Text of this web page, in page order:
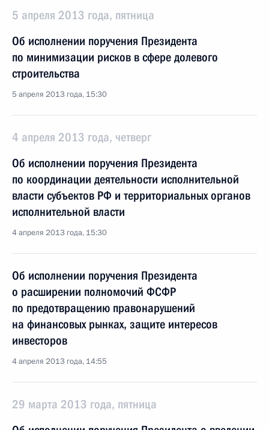
5 апреля 2013 года, пятница
Об исполнении поручения Президента
по минимизации рисков в сфере долевого
строительства
5 апреля 2013 года, 15:30
4 апреля 2013 года, четверг
Об исполнении поручения Президента
по координации деятельности исполнительной
власти субъектов РФ и территориальных органов
исполнительной власти
4 апреля 2013 года, 15:30
Об исполнении поручения Президента
о расширении полномочий ФСФР
по предотвращению правонарушений
на финансовых рынках, защите интересов
инвесторов
4 апреля 2013 года, 14:55
29 марта 2013 года, пятница